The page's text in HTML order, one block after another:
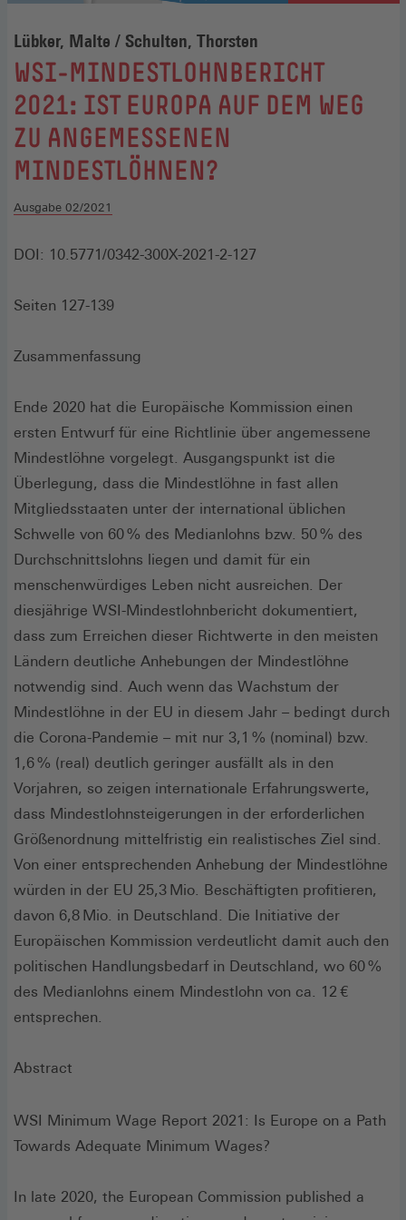
Lübker, Malte / Schulten, Thorsten
:
WSI-MINDESTLOHNBERICHT
2021: IST EUROPA AUF DEM WEG
ZU ANGEMESSENEN
MINDESTLÖHNEN?
Ausgabe 02/2021
DOI: 10.5771/0342-300X-2021-2-127
Seiten 127-139
Zusammenfassung
Ende 2020 hat die Europäische Kommission einen
ersten Entwurf für eine Richtlinie über angemessene
Mindestlöhne vorgelegt. Ausgangspunkt ist die
Überlegung, dass die Mindestlöhne in fast allen
Mitgliedsstaaten unter der international üblichen
Schwelle von 60 % des Medianlohns bzw. 50 % des
Durchschnittslohns liegen und damit für ein
menschenwürdiges Leben nicht ausreichen. Der
diesjährige WSI-Mindestlohnbericht dokumentiert,
dass zum Erreichen dieser Richtwerte in den meisten
Ländern deutliche Anhebungen der Mindestlöhne
notwendig sind. Auch wenn das Wachstum der
Mindestlöhne in der EU in diesem Jahr – bedingt durch
die Corona-Pandemie – mit nur 3,1 % (nominal) bzw.
1,6 % (real) deutlich geringer ausfällt als in den
Vorjahren, so zeigen internationale Erfahrungswerte,
dass Mindestlohnsteigerungen in der erforderlichen
Größenordnung mittelfristig ein realistisches Ziel sind.
Von einer entsprechenden Anhebung der Mindestlöhne
würden in der EU 25,3 Mio. Beschäftigten profitieren,
davon 6,8 Mio. in Deutschland. Die Initiative der
Europäischen Kommission verdeutlicht damit auch den
politischen Handlungsbedarf in Deutschland, wo 60 %
des Medianlohns einem Mindestlohn von ca. 12 €
entsprechen.
Abstract
WSI Minimum Wage Report 2021: Is Europe on a Path
Towards Adequate Minimum Wages?
In late 2020, the European Commission published a